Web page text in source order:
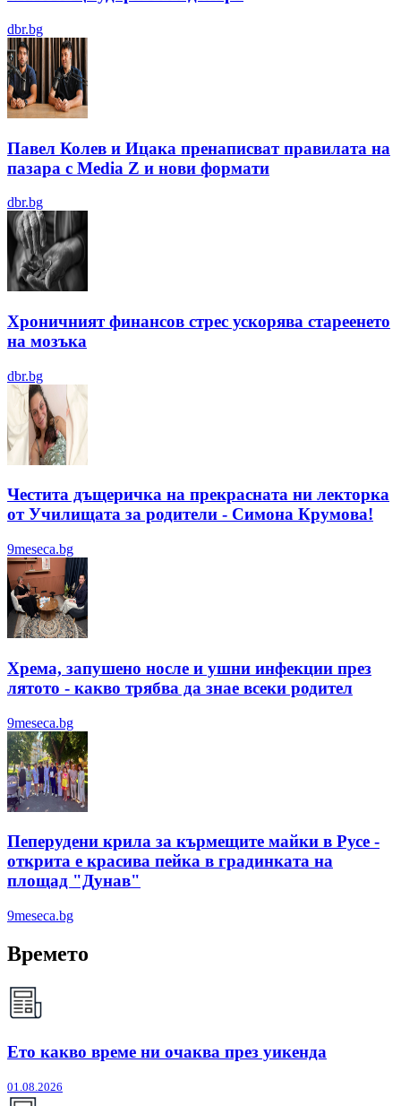
dbr.bg
Павел Колев и Ицака пренаписват правилата на
пазара с Media Z и нови формати
dbr.bg
Хроничният финансов стрес ускорява стареенето
на мозъка
dbr.bg
Честита дъщеричка на прекрасната ни лекторка
от Училищата за родители - Симона Крумова!
9meseca.bg
Хрема, запушено носле и ушни инфекции през
лятотo - какво трябва да знае всеки родител
9meseca.bg
Пеперудени крила за кърмещите майки в Русе -
открита е красива пейка в градинката на
площад "Дунав"
9meseca.bg
Времето
Ето какво време ни очаква през уикенда
01.08.2026